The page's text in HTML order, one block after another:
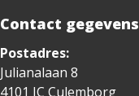
Contact gegevens
Postadres:
Julianalaan 8
4101 JC Culemborg